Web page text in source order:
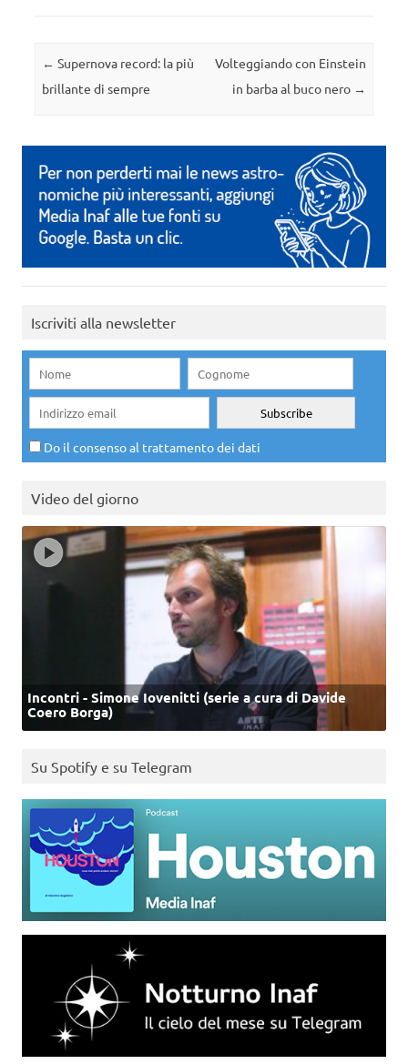
Navigazione articolo
← Supernova record: la più
brillante di sempre
Volteggiando con Einstein
in barba al buco nero →
Iscriviti alla newsletter
Do il consenso al trattamento dei dati
Video del giorno
Incontri - Simone Iovenitti (serie a cura di Davide
Coero Borga)
Su Spotify e su Telegram